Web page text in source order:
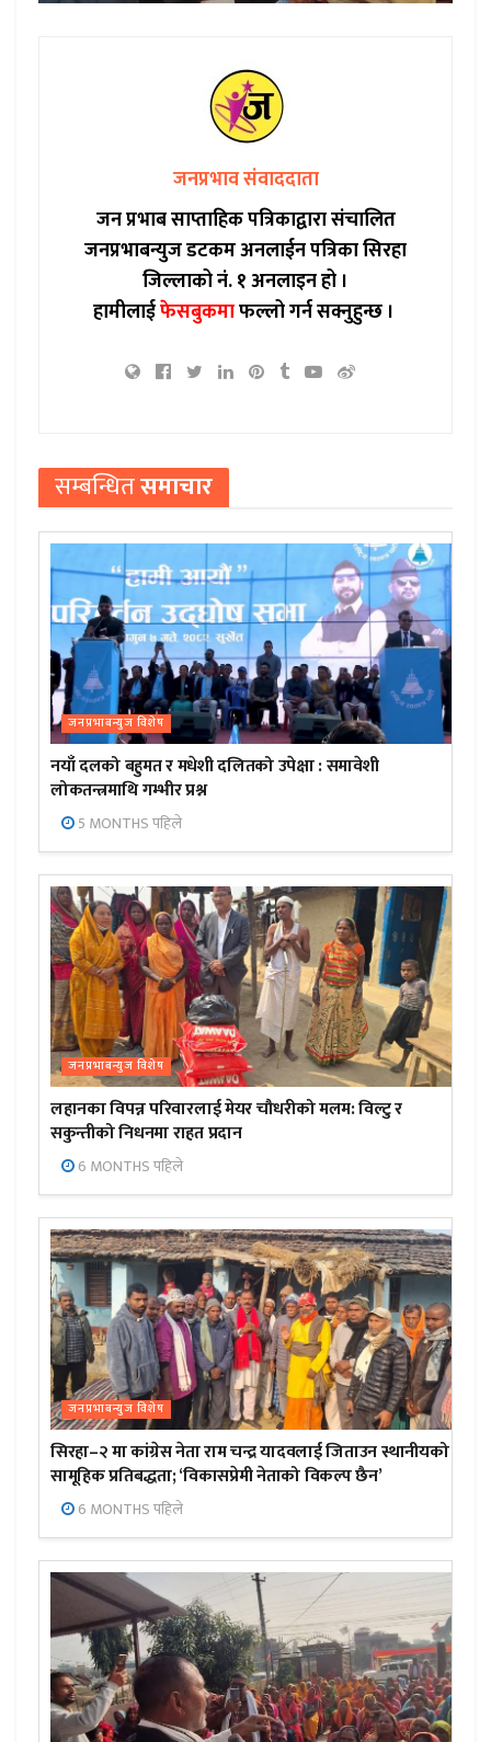
जनप्रभाव संवाददाता
जन प्रभाब साप्ताहिक पत्रिकाद्वारा संचालित
जनप्रभाबन्युज डटकम अनलाईन पत्रिका सिरहा
जिल्लाको नं. १ अनलाइन हो ।
हामीलाईफेसबुकमाफल्लो गर्न सक्नुहुन्छ ।
सम्बन्धितसमाचार
जनप्रभाबन्युज विशेष
नयाँ दलको बहुमत र मधेशी दलितको उपेक्षा : समावेशी
लोकतन्त्रमाथि गम्भीर प्रश्न
5 MONTHS पहिले
जनप्रभाबन्युज विशेष
लहानका विपन्न परिवारलाई मेयर चौधरीको मलम: विल्टु र
सकुन्तीको निधनमा राहत प्रदान
6 MONTHS पहिले
जनप्रभाबन्युज विशेष
सिरहा–२ मा कांग्रेस नेता राम चन्द्र यादवलाई जिताउन स्थानीयको
सामूहिक प्रतिबद्धता; ‘विकासप्रेमी नेताको विकल्प छैन’
6 MONTHS पहिले